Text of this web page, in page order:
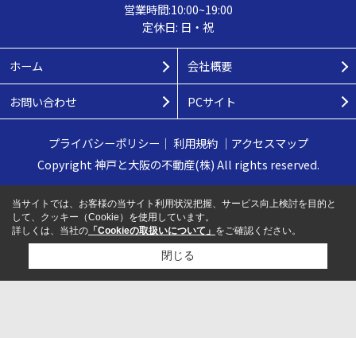
営業時間:10:00~19:00
定休日: 日・祝
ホーム 会社概要
お問い合わせ PCサイト
プライバシーポリシー ｜ 利用規約｜ アクセスマップ
Copyright 神戸と大阪の不動産(株) All rights reserved.
当サイトでは、お客様の当サイト利用状況把握、サービス向上検討を目的と
して、クッキー（Cookie）を使用しています。
詳しくは、当社の 「Cookieの取扱いについて」 をご確認ください。
閉じる